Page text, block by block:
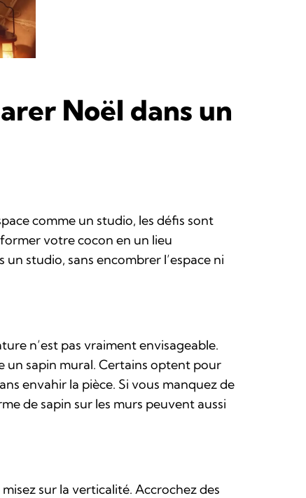
Noël dans un
comme un studio, les défis sont
votre cocon en un lieu
studio, sans encombrer l’espace ni
n’est pas vraiment envisageable.
un sapin mural. Certains optent pour
envahir la pièce. Si vous manquez de
de sapin sur les murs peuvent aussi
sur la verticalité. Accrochez des